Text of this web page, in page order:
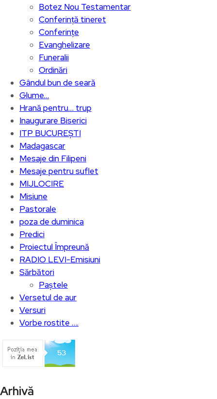
Botez Nou Testamentar
Conferință tineret
Conferințe
Evanghelizare
Funeralii
Ordinări
Gândul bun de seară
Glume…
Hrană pentru… trup
Inaugurare Biserici
ITP BUCUREȘTI
Madagascar
Mesaje din Filipeni
Mesaje pentru suflet
MIJLOCIRE
Misiune
Pastorale
poza de duminica
Predici
Proiectul Împreună
RADIO LEVI-Emisiuni
Sărbători
Paștele
Versetul de aur
Versuri
Vorbe rostite ….
Arhivă